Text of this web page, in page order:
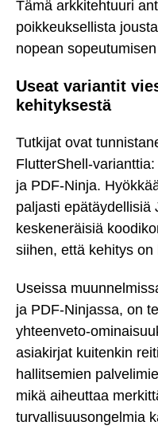
Tämä arkkitehtuuri
poikkeuksellista
nopean
Useat variantit
kehityksestä
Tutkijat ovat
FlutterShell-
ja PDF-Ninja.
paljasti epätäydellisiä
keskeneräisiä
siihen, että kehitys on
Useissa
ja PDF-Ninjassa, on
yhteenveto-
asiakirjat kuitenkin
hallitsemien
mikä aiheuttaa
turvallisuusongelmia